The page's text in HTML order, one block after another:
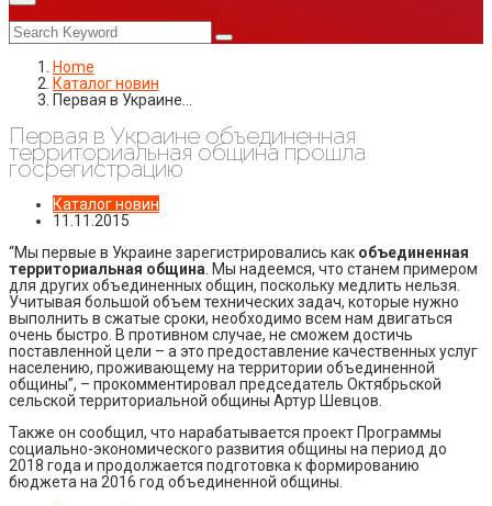
Home
Каталог новин
Первая в Украине…
Первая в Украине объединенная
территориальная община прошла
госрегистрацию
Каталог новин
11.11.2015
“Мы первые в Украине зарегистрировались как объединенная
территориальная община . Мы надеемся, что станем примером
для других объединенных общин, поскольку медлить нельзя.
Учитывая большой объем технических задач, которые нужно
выполнить в сжатые сроки, необходимо всем нам двигаться
очень быстро. В противном случае, не сможем достичь
поставленной цели – а это предоставление качественных услуг
населению, проживающему на территории объединенной
общины”, – прокомментировал председатель Октябрьской
сельской территориальной общины Артур Шевцов.
Также он сообщил, что нарабатывается проект Программы
социально-экономического развития общины на период до
2018 года и продолжается подготовка к формированию
бюджета на 2016 год объединенной общины.